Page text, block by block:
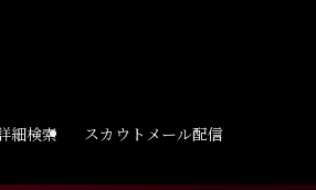
細検索 スカウトメール配信